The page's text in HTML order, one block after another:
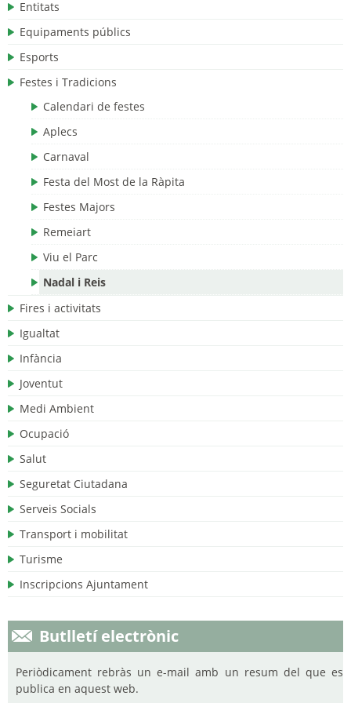
Entitats
Equipaments públics
Esports
Festes i Tradicions
Calendari de festes
Aplecs
Carnaval
Festa del Most de la Ràpita
Festes Majors
Remeiart
Viu el Parc
Nadal i Reis
Fires i activitats
Igualtat
Infància
Joventut
Medi Ambient
Ocupació
Salut
Seguretat Ciutadana
Serveis Socials
Transport i mobilitat
Turisme
Inscripcions Ajuntament
Butlletí electrònic
Periòdicament rebràs un e-mail amb un resum del que es
publica en aquest web.